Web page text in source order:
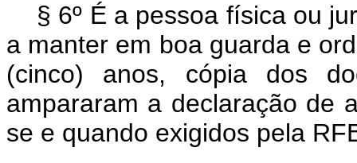
§ 6º É a pessoa física ou
a manter em boa guarda e
(cinco) anos, cópia dos
ampararam a declaração de
se e quando exigidos pela